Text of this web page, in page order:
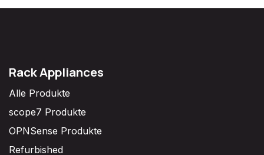
Rack Appliances
Alle Produkte
scope7 Produkte
OPNSense Produkte
Refurbished